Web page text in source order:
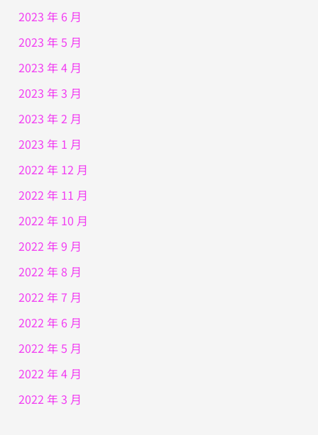
2023 年 6 月
2023 年 5 月
2023 年 4 月
2023 年 3 月
2023 年 2 月
2023 年 1 月
2022 年 12 月
2022 年 11 月
2022 年 10 月
2022 年 9 月
2022 年 8 月
2022 年 7 月
2022 年 6 月
2022 年 5 月
2022 年 4 月
2022 年 3 月